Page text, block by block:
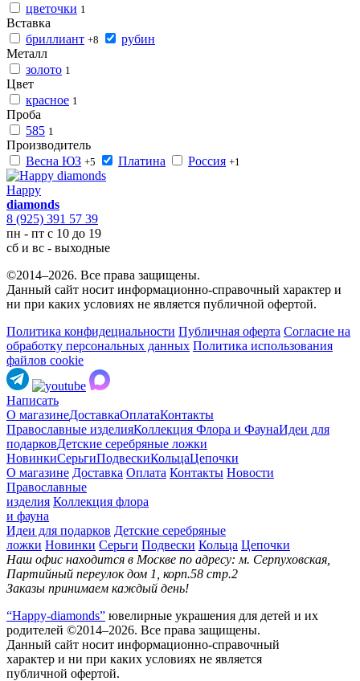
цветочки 1
Вставка
бриллиант +8
рубин
Металл
золото 1
Цвет
красное 1
Проба
585 1
Производитель
Весна ЮЗ +5 Платина Россия +1
Happy
diamonds
8 (925) 391 57 39
пн - пт с 10 до 19
сб и вс - выходные
©2014–2026. Все права защищены.
Данный сайт носит информационно-справочный характер и
ни при каких условиях не является публичной офертой.
Политика конфидециальности Публичная оферта Согласие на
обработку персональных данных Политика использования
файлов cookie
Написать
О магазинеДоставкаОплатаКонтакты
Православные изделияКоллекция Флора и ФаунаИдеи для
подарковДетские серебряные ложки
НовинкиСерьгиПодвескиКольцаЦепочки
О магазине Доставка Оплата Контакты Новости
Православные
изделия Коллекция флора
и фауна
Идеи для подарков Детские серебряные
ложки Новинки Серьги Подвески Кольца Цепочки
Наш офис находится в Москве по адресу: м. Серпуховская,
Партийный переулок дом 1, корп.58 стр.2
Заказы принимаем каждый день!
“Happy-diamonds” ювелирные украшения для детей и их
родителей ©2014–2026. Все права защищены.
Данный сайт носит информационно-справочный
характер и ни при каких условиях не является
публичной офертой.